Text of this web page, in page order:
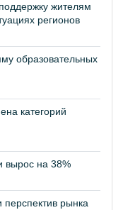
жителям
регионов
образовательных
категорий
вырос на 38%
рынка